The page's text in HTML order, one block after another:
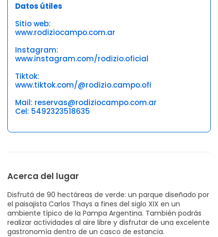
Datos útiles
Sitio web:
www.rodiziocampo.com.ar
Instagram:
www.instagram.com/rodizio.oficial
Tiktok:
www.tiktok.com/@rodizio.campo.ofi
Mail: reservas@rodiziocampo.com.ar
Cel: 5492323518635
Acerca del lugar
Disfrutá de 90 hectáreas de verde: un parque diseñado por
el paisajista Carlos Thays a fines del siglo XIX en un
ambiente típico de la Pampa Argentina. También podrás
realizar actividades al aire libre y disfrutar de una excelente
gastronomía dentro de un casco de estancia.